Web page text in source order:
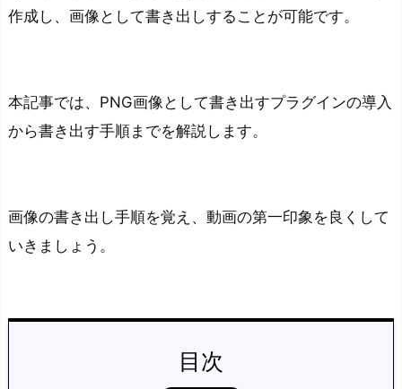
作成し、画像として書き出しすることが可能です。
本記事では、PNG画像として書き出すプラグインの導入
から書き出す手順までを解説します。
画像の書き出し手順を覚え、動画の第一印象を良くして
いきましょう。
目次